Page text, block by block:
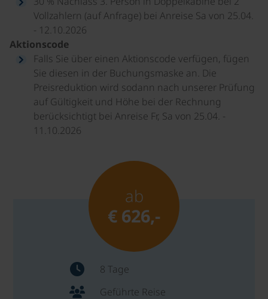
Vollzahlern (auf Anfrage) bei Anreise Sa von 25.04.
- 12.10.2026
Aktionscode
Falls Sie über einen Aktionscode verfügen, fügen
Sie diesen in der Buchungsmaske an. Die
Preisreduktion wird sodann nach unserer Prüfung
auf Gültigkeit und Höhe bei der Rechnung
berücksichtigt bei Anreise Fr, Sa von 25.04. -
11.10.2026
ab
€ 626,-
8 Tage
Geführte Reise